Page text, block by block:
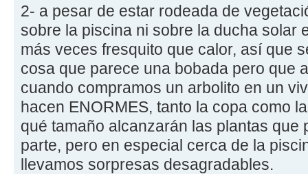
2- a pesar de estar rodeada de
sobre la piscina ni sobre la ducha solar
más veces fresquito que calor, así que
cosa que parece una bobada pero que
cuando compramos un arbolito en un
hacen ENORMES, tanto la copa como
qué tamaño alcanzarán las plantas que
parte, pero en especial cerca de la
llevamos sorpresas desagradables.